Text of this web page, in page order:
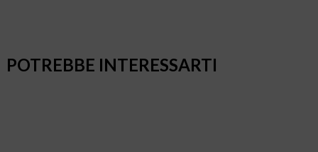
POTREBBE INTERESSARTI